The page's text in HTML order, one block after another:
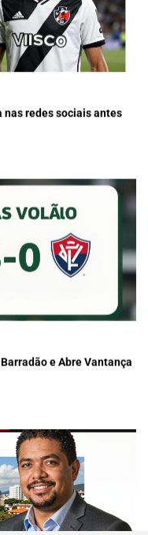
nas redes sociais antes
e Abre Vantança